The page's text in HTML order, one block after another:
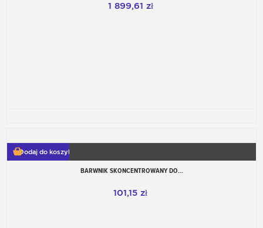
1 899,61 zł
Dodaj do koszyka
BARWNIK SKONCENTROWANY DO...
101,15 zł